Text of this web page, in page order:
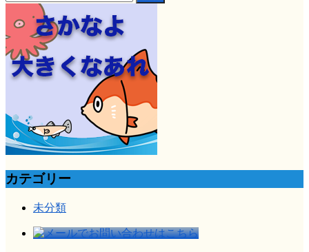
索:
カテゴリー
未分類